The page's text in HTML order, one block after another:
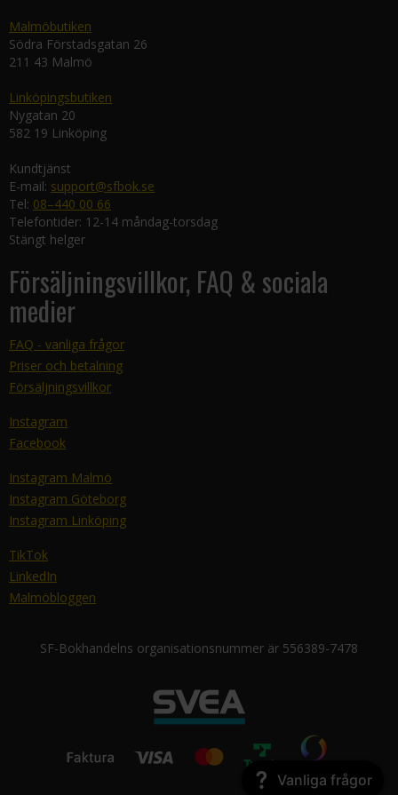
Malmöbutiken
Södra Förstadsgatan 26
211 43 Malmö
Linköpingsbutiken
Nygatan 20
582 19 Linköping
Kundtjänst
E-mail: support@sfbok.se
Tel: 08–440 00 66
Telefontider: 12-14 måndag-torsdag
Stängt helger
Försäljningsvillkor, FAQ & sociala
medier
FAQ - vanliga frågor
Priser och betalning
Försäljningsvillkor
Instagram
Facebook
Instagram Malmö
Instagram Göteborg
Instagram Linköping
TikTok
LinkedIn
Malmöbloggen
SF-Bokhandelns organisationsnummer är 556389-7478
Vanliga frågor